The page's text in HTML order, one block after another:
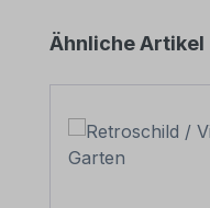
Produktgalerie
Ähnliche Artikel